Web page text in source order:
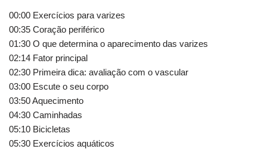
00:00 Exercícios para varizes
00:35 Coração periférico
01:30 O que determina o aparecimento das varizes
02:14 Fator principal
02:30 Primeira dica: avaliação com o vascular
03:00 Escute o seu corpo
03:50 Aquecimento
04:30 Caminhadas
05:10 Bicicletas
05:30 Exercícios aquáticos